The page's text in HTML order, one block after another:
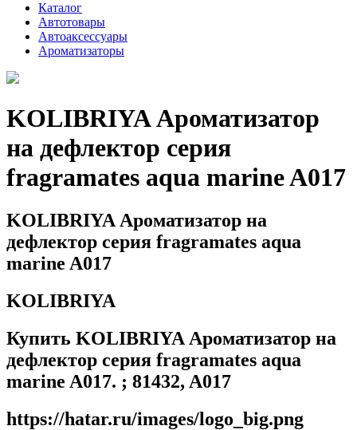
Каталог
Автотовары
Автоаксессуары
Ароматизаторы
KOLIBRIYA Ароматизатор
на дефлектор серия
fragramates aqua marine A017
KOLIBRIYA Ароматизатор на
дефлектор серия fragramates aqua
marine A017
KOLIBRIYA
Купить KOLIBRIYA Ароматизатор на
дефлектор серия fragramates aqua
marine A017. ; 81432, A017
https://hatar.ru/images/logo_big.png